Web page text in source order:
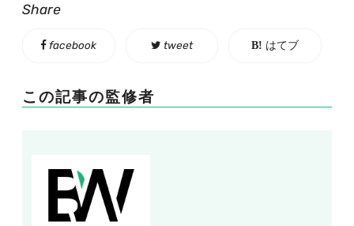
Share
facebook tweet はてブ
この記事の監修者